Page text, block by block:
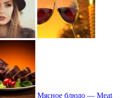
Мясное блюдо — Meat